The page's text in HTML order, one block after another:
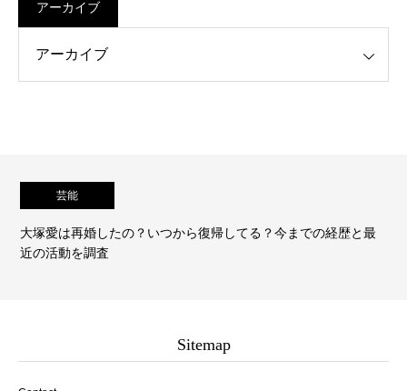
アーカイブ
歴と最
中沢元紀の彼女はあの大物女優？弟はバレー選手？家
経歴を調査
Sitemap